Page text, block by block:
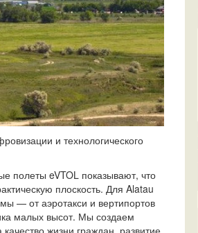
и технологического
полеты eVTOL показывают, что
плоскость. Для Alatau
— от аэротакси и вертипортов
малых высот. Мы создаем